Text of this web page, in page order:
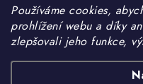
Používáme cookies,
prohlížení webu a díky
zlepšovali jeho funkce,
Informace pro vás
Kontakt
Možnosti dopravy
❤️ Oblíbené kategorie